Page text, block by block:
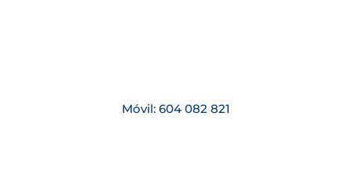
Móvil: 604 082 821